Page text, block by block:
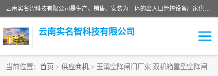
云南实名智科技有限公司是生产、销售、安装为一体的出入口管控设备厂家供应商。主营:电动伸缩门、道闸、广告道闸、重型空降闸、车牌识别、门禁通道、升降柱、岗亭、旗杆等智能设备。主营产品: 电动伸缩门,道闸门禁,车牌识别 生产、销售、安装为一体的出入口管控设备厂家源头供应商。
云南实名智科技有限公司
当前位置： 首页 > 供应商机 > 玉溪空降闸门厂家 双机箱重型空降闸